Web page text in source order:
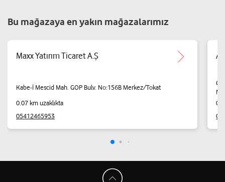
Bu mağazaya en yakın mağazalarımız
Maxx Yatırım Ticaret A.Ş
Kabe-İ Mescid Mah. GOP Bulv. No:156B Merkez/Tokat
0.07 km uzaklıkta
05412465953